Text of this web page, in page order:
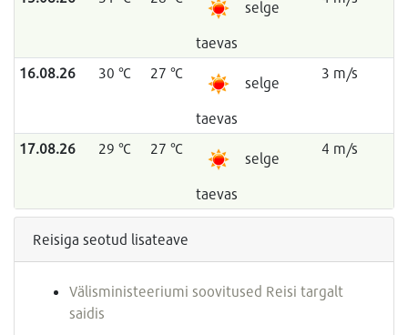
selge
taevas
16.08.26 30 °C 27 °C
selge
taevas
3 m/s
17.08.26 29 °C 27 °C
selge
taevas
4 m/s
Reisiga seotud lisateave
Välisministeeriumi soovitused Reisi targalt
saidis